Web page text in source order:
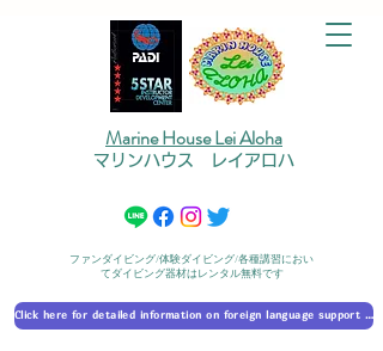
Marine House Lei Aloha
マリンハウス レイアロハ
ファンダイビング/体験ダイビング/各種講習におい
てダイビング器材はレンタル無料です
Click here for detailed information on foreign language support 外国語対応の詳細に​ついて